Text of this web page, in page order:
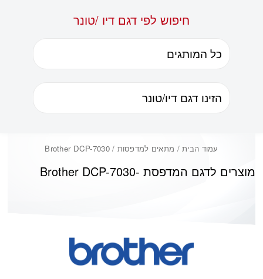
חיפוש לפי דגם דיו /טונר
עמוד הבית/ מתאים למדפסות / Brother DCP-7030
Brother DCP-7030מוצרים לדגם המדפסת -